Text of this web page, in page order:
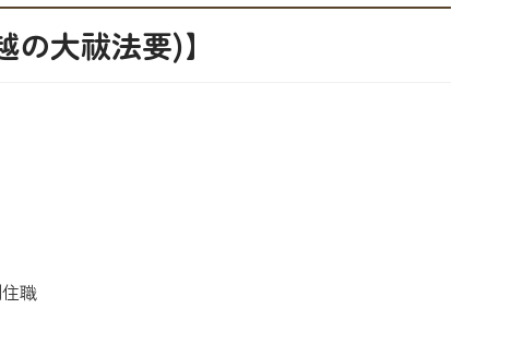
の大祓法要)】
職